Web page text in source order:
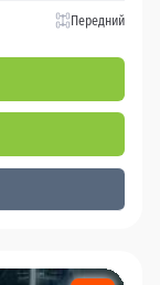
Передний